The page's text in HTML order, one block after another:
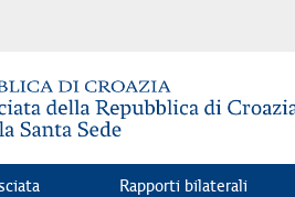
Rapporti bilaterali